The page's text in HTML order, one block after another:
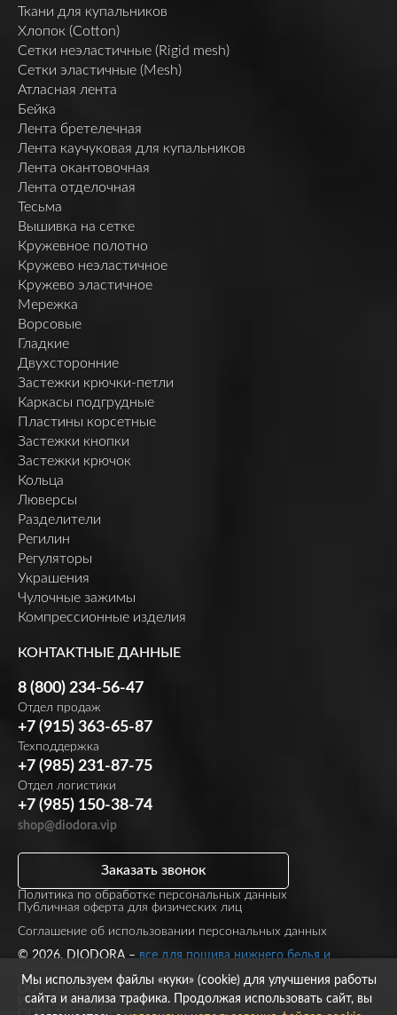
Ткани для купальников
Хлопок (Cotton)
Сетки неэластичные (Rigid mesh)
Сетки эластичные (Mesh)
Атласная лента
Бейка
Лента бретелечная
Лента каучуковая для купальников
Лента окантовочная
Лента отделочная
Тесьма
Вышивка на сетке
Кружевное полотно
Кружево неэластичное
Кружево эластичное
Мережка
Ворсовые
Гладкие
Двухсторонние
Застежки крючки-петли
Каркасы подгрудные
Пластины корсетные
Застежки кнопки
Застежки крючок
Кольца
Люверсы
Разделители
Регилин
Регуляторы
Украшения
Чулочные зажимы
Компрессионные изделия
КОНТАКТНЫЕ ДАННЫЕ
8 (800) 234-56-47
Отдел продаж
+7 (915) 363-65-87
Техподдержка
+7 (985) 231-87-75
Отдел логистики
+7 (985) 150-38-74
shop@diodora.vip
Политика по обработке персональных данных
Публичная оферта для физических лиц
Заказать звонок
Соглашение об использовании персональных данных
© 2026, DIODORA –все для пошива нижнего белья и
ООО «Диодора»
ИНН 7723860297
Мы используем файлы «куки» (cookie) для улучшения работы
сайта и анализа трафика. Продолжая использовать сайт, вы